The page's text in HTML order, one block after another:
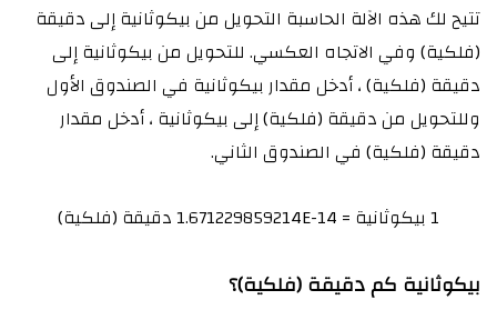
تتيح لك هذه الآلة الحاسبة التحويل من بيكوثانية إلى دقيقة
(فلكية) وفي الاتجاه العكسي. للتحويل من بيكوثانية إلى
دقيقة (فلكية) ، أدخل مقدار بيكوثانية في الصندوق الأول
وللتحويل من دقيقة (فلكية) إلى بيكوثانية ، أدخل مقدار
دقيقة (فلكية) في الصندوق الثاني.
1 بيكوثانية = 1.671229859214E-14 دقيقة (فلكية)
بيكوثانية كم دقيقة (فلكية)؟